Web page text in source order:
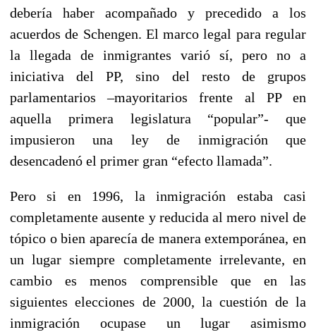
debería haber acompañado y precedido a los
acuerdos de Schengen. El marco legal para regular
la llegada de inmigrantes varió sí, pero no a
iniciativa del PP, sino del resto de grupos
parlamentarios –mayoritarios frente al PP en
aquella primera legislatura “popular”- que
impusieron una ley de inmigración que
desencadenó el primer gran “efecto llamada”.
Pero si en 1996, la inmigración estaba casi
completamente ausente y reducida al mero nivel de
tópico o bien aparecía de manera extemporánea, en
un lugar siempre completamente irrelevante, en
cambio es menos comprensible que en las
siguientes elecciones de 2000, la cuestión de la
inmigración ocupase un lugar asimismo